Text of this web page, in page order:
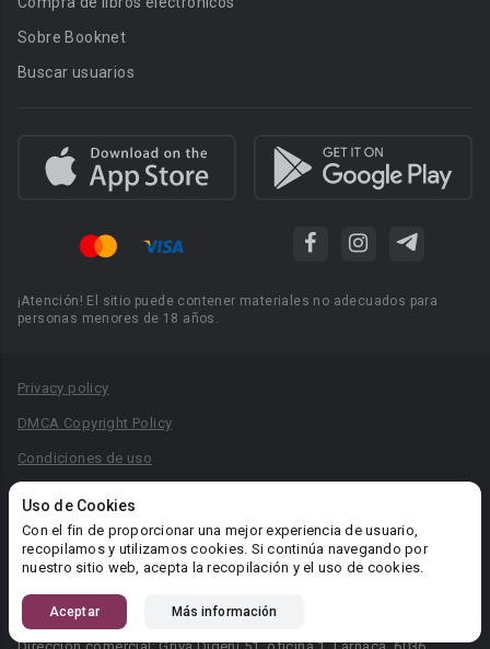
Uso de Cookies
Con el fin de proporcionar una mejor experiencia de usuario,
recopilamos y utilizamos cookies. Si continúa navegando por
nuestro sitio web, acepta la recopilación y el uso de cookies.
Aceptar Más información
Sobre Booknet
Buscar usuarios
¡Atención! El sitio puede contener materiales no adecuados para
personas menores de 18 años.
Privacy policy
DMCA Copyright Policy
Condiciones de uso
Reglas para la publicación de libros
Área RR.PP.: pr@booknet.com
© 2026 Booknet. Todos los derechos reservados.